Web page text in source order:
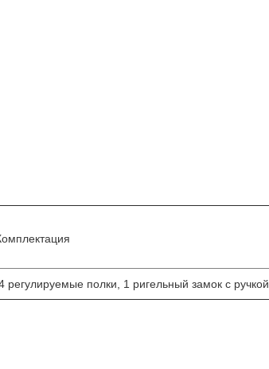
регулируемые полки, 1 ригельный замок с ручкой